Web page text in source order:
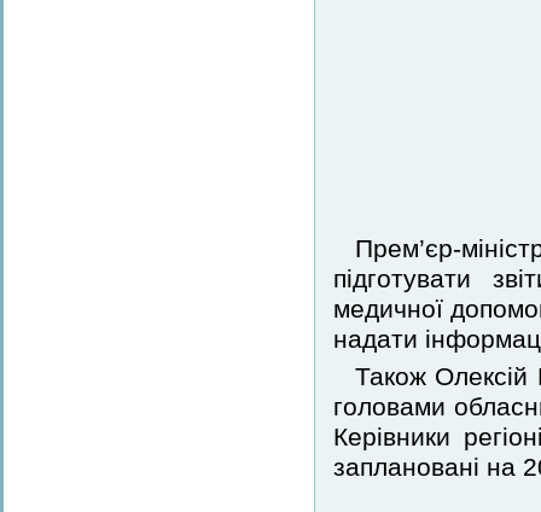
Прем’єр-
підготувати
медичної
надати
Також Олексій
головами
Керівники
заплановані на